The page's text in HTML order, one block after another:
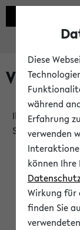
Verlauf
Ihr Verlauf ist
Sitzung füllen.
Diese
während
Erfahrung
verwenden
können
Wirkung für
finden Sie